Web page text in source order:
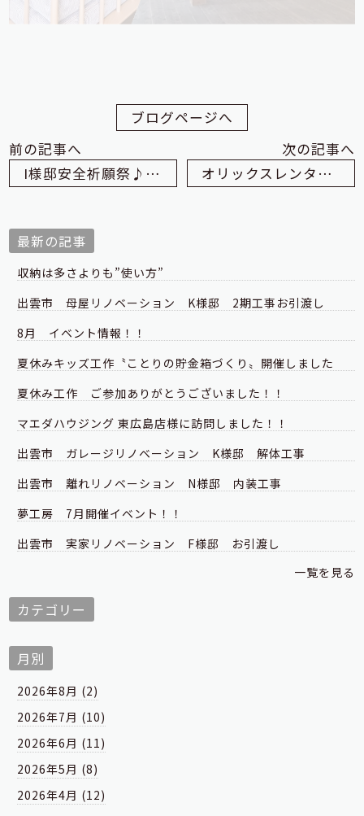
ブログページへ
前の記事へ
I様邸安全祈願祭♪（出雲市 夢工房）
次の記事へ
オリックスレンタカー（出雲市 夢工房）
最新の記事
収納は多さよりも”使い方”
出雲市 母屋リノベーション K様邸 2期工事お引渡し
8月 イベント情報！！
夏休みキッズ工作〝ことりの貯金箱づくり〟開催しました
夏休み工作 ご参加ありがとうございました！！
マエダハウジング 東広島店様に訪問しました！！
出雲市 ガレージリノベーション K様邸 解体工事
出雲市 離れリノベーション N様邸 内装工事
夢工房 7月開催イベント！！
出雲市 実家リノベーション F様邸 お引渡し
一覧を見る
カテゴリー
月別
2026年8月 (2)
2026年7月 (10)
2026年6月 (11)
2026年5月 (8)
2026年4月 (12)